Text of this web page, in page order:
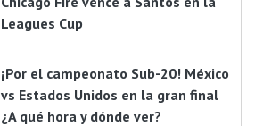
Leagues Cup
¡Por el campeonato Sub-20! México
vs Estados Unidos en la gran final
¿A qué hora y dónde ver?